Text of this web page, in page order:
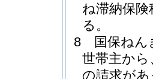
ね滞納保
る。
8
国保ね
世帯主から
の請求が